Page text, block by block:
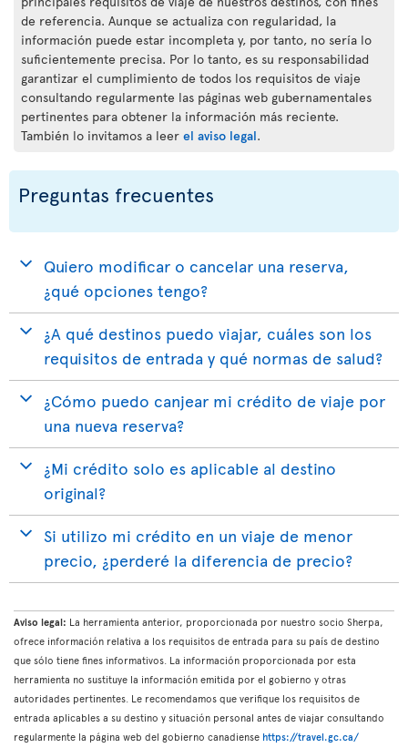
de referencia. Aunque se actualiza con regularidad, la
información puede estar incompleta y, por tanto, no sería lo
suficientemente precisa. Por lo tanto, es su responsabilidad
garantizar el cumplimiento de todos los requisitos de viaje
consultando regularmente las páginas web gubernamentales
pertinentes para obtener la información más reciente.
También lo invitamos a leer el aviso legal.
Preguntas frecuentes
Quiero modificar o cancelar una reserva,
¿qué opciones tengo?
¿A qué destinos puedo viajar, cuáles son los
requisitos de entrada y qué normas de salud?
¿Cómo puedo canjear mi crédito de viaje por
una nueva reserva?
¿Mi crédito solo es aplicable al destino
original?
Si utilizo mi crédito en un viaje de menor
precio, ¿perderé la diferencia de precio?
Aviso legal: La herramienta anterior, proporcionada por nuestro socio Sherpa,
ofrece información relativa a los requisitos de entrada para su país de destino
que sólo tiene fines informativos. La información proporcionada por esta
herramienta no sustituye la información emitida por el gobierno y otras
autoridades pertinentes. Le recomendamos que verifique los requisitos de
entrada aplicables a su destino y situación personal antes de viajar consultando
regularmente la página web del gobierno canadiense https://travel.gc.ca/